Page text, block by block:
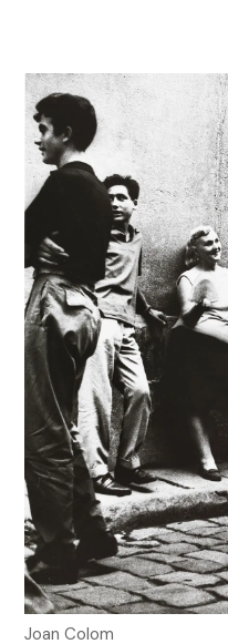
Joan Colom